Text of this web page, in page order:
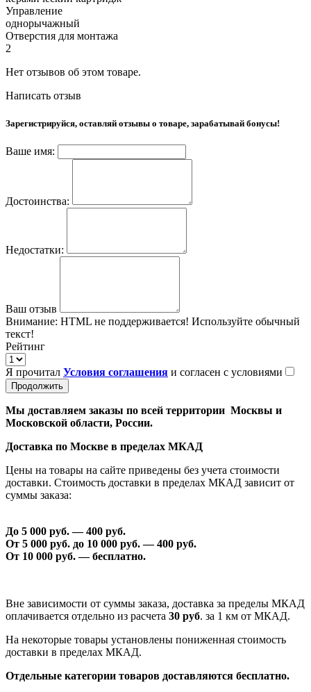
Управление
однорычажный
Отверстия для монтажа
2
Нет отзывов об этом товаре.
Написать отзыв
Зарегистрируйся, оставляй отзывы о товаре, зарабатывай бонусы!
Ваше имя:
Достоинства:
Недостатки:
Ваш отзыв
Внимание: HTML не поддерживается! Используйте обычный
текст!
Рейтинг
Я прочитал Условия соглашения и согласен с условиями
Продолжить
Мы доставляем заказы по всей территории Москвы и
Московской области, России.
Доставка по Москве в пределах МКАД
Цены на товары на сайте приведены без учета стоимости
доставки. Стоимость доставки в пределах МКАД зависит от
суммы заказа:
До 5 000 руб. —400 руб.
От 5 000 руб. до 10 000 руб. —400 руб.
От 10 000 руб. — бесплатно.
Вне зависимости от суммы заказа, доставка за пределы МКАД
оплачивается отдельно из расчета 30 руб. за 1 км от МКАД.
На некоторые товары установлены пониженная стоимость
доставки в пределах МКАД.
Отдельные категории товаров доставляются бесплатно.